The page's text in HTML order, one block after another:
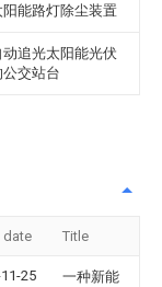
阳能路灯除尘装置
追光太阳能光伏
交站台
date Title
25
一种新能